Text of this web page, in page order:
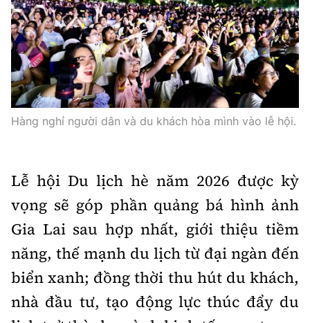
Thông tin tòa
soạn
Hàng nghỉ người dân và du khách hòa mình vào lễ hội.
Lễ hội Du lịch hè năm 2026 được kỳ
vọng sẽ góp phần quảng bá hình ảnh
Gia Lai sau hợp nhất, giới thiệu tiềm
năng, thế mạnh du lịch từ đại ngàn đến
biển xanh; đồng thời thu hút du khách,
nhà đầu tư, tạo động lực thúc đẩy du